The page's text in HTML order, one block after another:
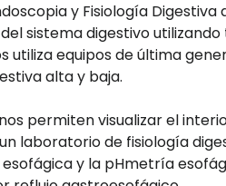
y Fisiología
sistema digestivo
utiliza equipos de última
alta y baja.
permiten visualizar el
laboratorio de fisiología
y la pHmetría